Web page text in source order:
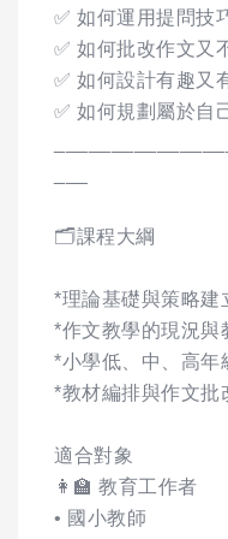
✅ 如何運用提問技
✅ 如何批改作文又
✅ 如何設計有趣又
✅ 如何規劃屬於自
🗂課程大綱
*理論基礎與策略建
*作文教學的現況與
*小學低、中、高年
*教材編排與作文批
適合對象
👩‍🏫 教育工作者
• 國小教師